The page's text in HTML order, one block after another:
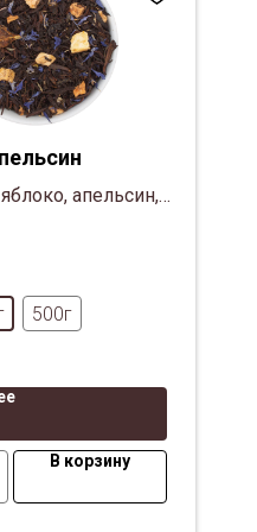
апельсин,
500г
В корзину